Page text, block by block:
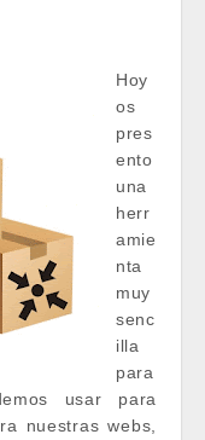
Hoy
os
pres
ento
una
herr
amie
nta
muy
senc
illa
para
usar para
nuestras webs,